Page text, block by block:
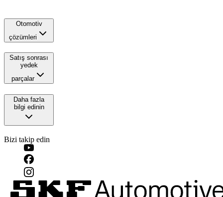
Otomotiv
çözümleri
Satış sonrası
yedek
parçalar
Daha fazla
bilgi edinin
Bizi takip edin